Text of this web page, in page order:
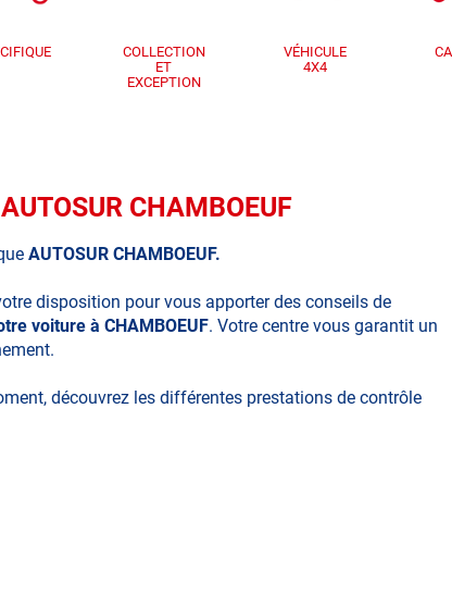
COLLECTION
ET
EXCEPTION
VÉHICULE
4X4
CHAMBOEUF
AUTOSUR CHAMBOEUF.
disposition pour vous apporter des conseils de
voiture à CHAMBOEUF. Votre centre vous garantit un
découvrez les différentes prestations de contrôle